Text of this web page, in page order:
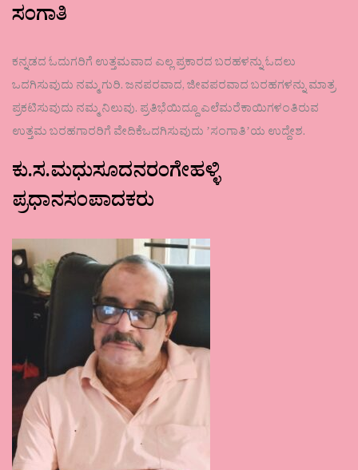
ಸಂಗಾತಿ
ಕನ್ನಡದ ಓದುಗರಿಗೆ ಉತ್ತಮವಾದ ಎಲ್ಲ ಪ್ರಕಾರದ ಬರಹಳನ್ನು ಓದಲು
ಒದಗಿಸುವುದು ನಮ್ಮ ಗುರಿ. ಜನಪರವಾದ, ಜೀವಪರವಾದ ಬರಹಗಳನ್ನು ಮಾತ್ರ
ಪ್ರಕಟಿಸುವುದು ನಮ್ಮ ನಿಲುವು. ಪ್ರತಿಭೆಯಿದ್ದೂ ಎಲೆಮರೆಕಾಯಿಗಳಂತಿರುವ
ಉತ್ತಮ ಬರಹಗಾರರಿಗೆ ವೇದಿಕೆಒದಗಿಸುವುದು ʼಸಂಗಾತಿʼಯ ಉದ್ದೇಶ.
ಕು.ಸ.ಮಧುಸೂದನರಂಗೇಹಳ್ಳಿ
ಪ್ರಧಾನಸಂಪಾದಕರು